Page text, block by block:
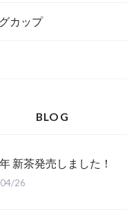
カップ
BLOG
新茶発売しました！
26